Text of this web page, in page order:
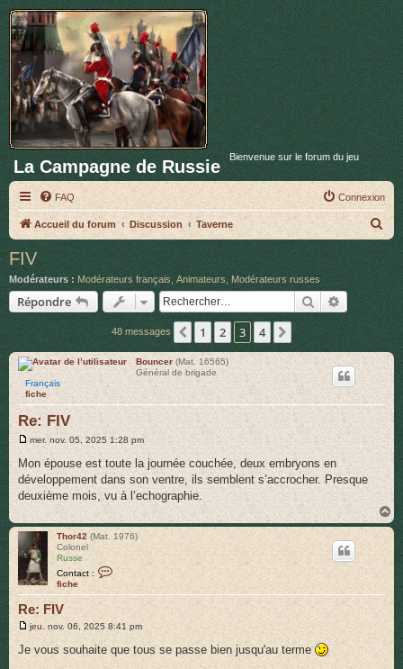
La Campagne de Russie Bienvenue sur le forum du jeu
FAQ Connexion
Accueil du forum Discussion Taverne
e
c
c
h
e
FIV
Modérateurs : Modérateurs français, Animateurs ,Modérateurs russes
Répondre Rechercher
48 messages Précédent
1 2 3 4 Suivant
Bouncer(Mat. 16565)
Général de brigade
Français
fiche
Re: FIV
M
s
a
g
mer. nov. 05, 2025 1:28 pm
Mon épouse est toute la journée couchée, deux embryons en
développement dans son ventre, ils semblent s’accrocher. Presque
deuxième mois, vu à l’echographie.
a
u
Thor42 (Mat. 1976)
Colonel
Russe
Contact :
C
a
c
t
r
fiche
Re: FIV
M
s
jeu. nov. 06, 2025 8:41 pm
Je vous souhaite que tous se passe bien jusqu'au terme